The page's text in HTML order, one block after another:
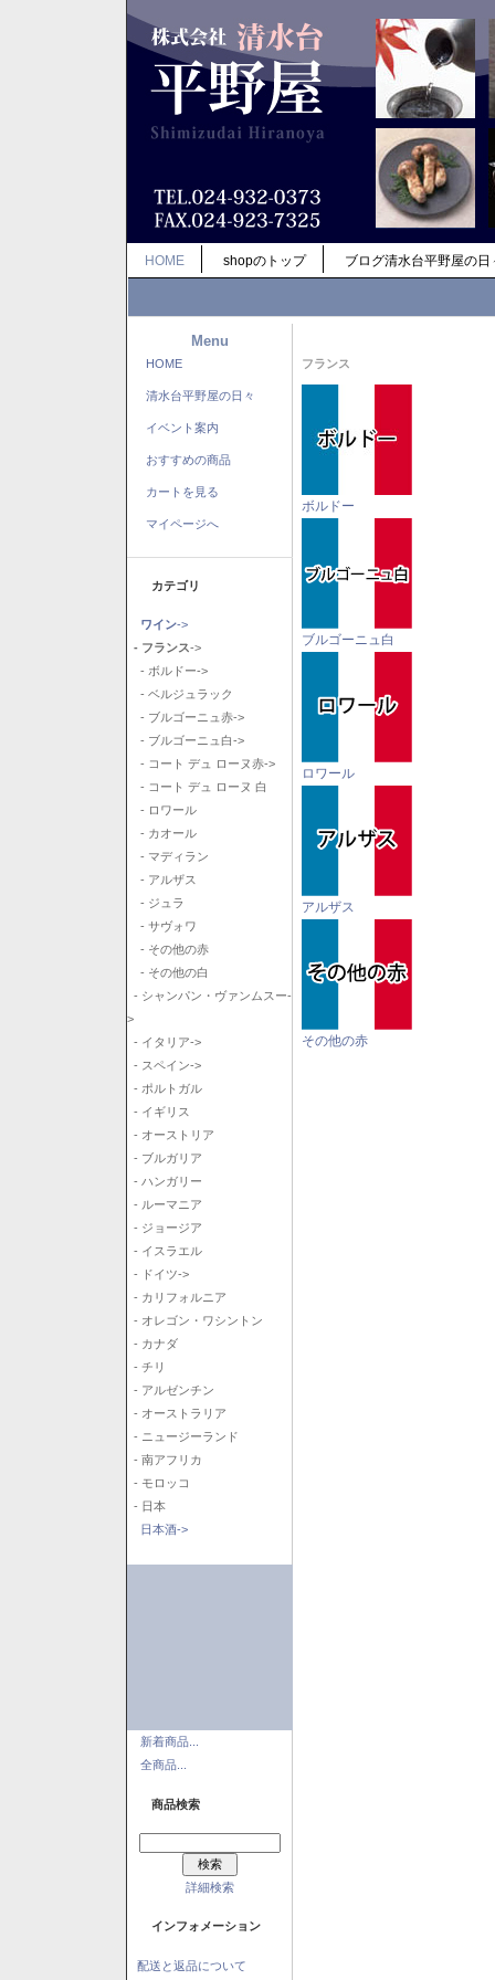
HOME shopのトップ ブログ清水台平野屋の日
Menu
HOME
清水台平野屋の日々
イベント案内
おすすめの商品
カートを見る
マイページへ
カテゴリ
ワイン->
- フランス->
- ボルドー->
- ベルジュラック
- ブルゴーニュ赤->
- ブルゴーニュ白->
- コート デュ ローヌ赤->
- コート デュ ローヌ 白
- ロワール
- カオール
- マディラン
- アルザス
- ジュラ
- サヴォワ
- その他の赤
- その他の白
- シャンパン・ヴァンムスー-
>
- イタリア->
- スペイン->
- ポルトガル
- イギリス
- オーストリア
- ブルガリア
- ハンガリー
- ルーマニア
- ジョージア
- イスラエル
- ドイツ->
- カリフォルニア
- オレゴン・ワシントン
- カナダ
- チリ
- アルゼンチン
- オーストラリア
- ニュージーランド
- 南アフリカ
- モロッコ
- 日本
日本酒->
新着商品...
全商品...
商品検索
詳細検索
インフォメーション
配送と返品について
フランス
ボルドー
ブルゴーニュ白
ロワール
アルザス
その他の赤